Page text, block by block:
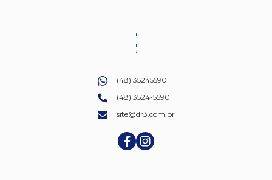
(48) 35245590
(48) 3524-5590
site@dr3.com.br